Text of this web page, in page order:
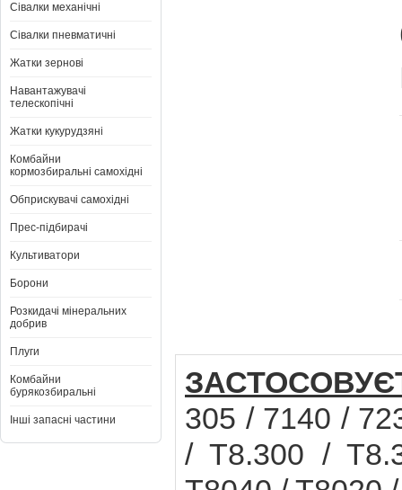
Сівалки механічні
Сівалки пневматичні
Жатки зернові
Навантажувачі
телескопічні
Жатки кукурудзяні
Комбайни
кормозбиральні самохідні
Обприскувачі самохідні
Прес-підбирачі
Культиватори
Борони
Розкидачі мінеральних
добрив
Плуги
Комбайни
бурякозбиральні
Інші запасні частини
305 / 7140 /
/ T8.300 /